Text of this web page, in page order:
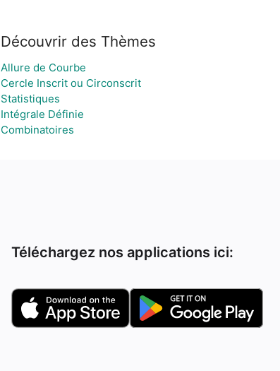
Découvrir des Thèmes
Allure de Courbe
Cercle Inscrit ou Circonscrit
Statistiques
Intégrale Définie
Combinatoires
Téléchargez nos applications ici: